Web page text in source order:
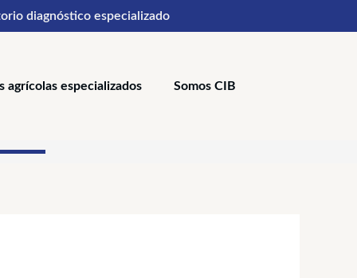
diagnóstico especializado
agrícolas especializados Somos CIB